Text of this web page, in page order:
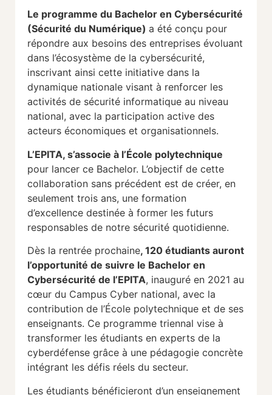
Le programme du Bachelor en Cybersécurité
(Sécurité du Numérique) a été conçu pour
répondre aux besoins des entreprises évoluant
dans l’écosystème de la cybersécurité,
inscrivant ainsi cette initiative dans la
dynamique nationale visant à renforcer les
activités de sécurité informatique au niveau
national, avec la participation active des
acteurs économiques et organisationnels.
L’EPITA, s’associe à l’École polytechnique
pour lancer ce Bachelor. L’objectif de cette
collaboration sans précédent est de créer, en
seulement trois ans, une formation
d’excellence destinée à former les futurs
responsables de notre sécurité quotidienne.
Dès la rentrée prochaine, 120 étudiants auront
l’opportunité de suivre le Bachelor en
Cybersécurité de l’EPITA, inauguré en 2021 au
cœur du Campus Cyber national, avec la
contribution de l’École polytechnique et de ses
enseignants. Ce programme triennal vise à
transformer les étudiants en experts de la
cyberdéfense grâce à une pédagogie concrète
intégrant les défis réels du secteur.
Les étudiants bénéficieront d’un enseignement